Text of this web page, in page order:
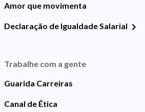
Amor que movimenta
Declaração de Igualdade Salarial
Trabalhe com a gente
Guarida Carreiras
Canal de Ética